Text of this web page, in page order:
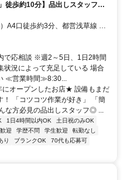
徒歩約10分】品出しスタッフと
シンプル作業！
A4口徒歩約3分、都営浅草線 三
浜東北線 田町（東京都）三田口
徒歩5分＊自転車通勤OK
で応相談 ※週2～5日、1日2時間
況によって充足している 場合
≪営業時間≫8:30...
オープンしたお店★ 設備もまだ
「コツコツ作業が好き」 「簡
な方必見の品出しスタッフ◎ ...
1日4時間以内OK
土日祝のみOK
迎 学歴不問 学生歓迎
転勤なし
り ブランクOK
70代も応募可